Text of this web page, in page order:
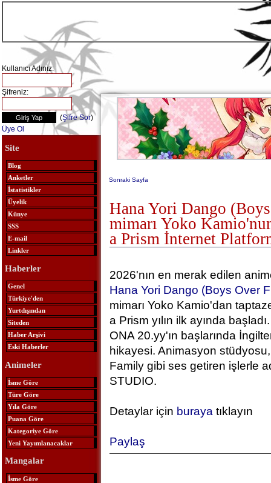
Kullanıcı Adınız:
Şifreniz:
(Şifre Sor)
Üye Ol
Site
Blog
Anketler
İstatistikler
Üyelik
Künye
SSS
E-mail
Linkler
Haberler
Genel
Türkiye'den
Yurtdışından
Siteden
Haber Arşivi
Eski Haberler
Animeler
İsme Göre
Türe Göre
Yıla Göre
Puana Göre
Kategoriye Göre
Yeni Yayımlanacaklar
Mangalar
İsme Göre
Sonraki Sayfa
Hana Yori Dango
mimarı Yoko
a Prism İnternet
2026'nın en merak edilen
Hana Yori Dango (Boys Over
mimarı Yoko Kamio'dan
a Prism yılın ilk ayında
ONA 20.yy'ın başlarında
hikayesi. Animasyon
Family gibi ses getiren işlerle
STUDIO.
Detaylar için buraya tıklayın
Paylaş